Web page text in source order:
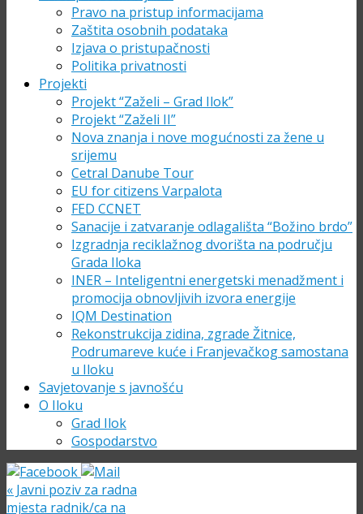
Pravo na pristup informacijama
Zaštita osobnih podataka
Izjava o pristupačnosti
Politika privatnosti
Projekti
Projekt “Zaželi – Grad Ilok”
Projekt “Zaželi II”
Nova znanja i nove mogućnosti za žene u
srijemu
Cetral Danube Tour
EU for citizens Varpalota
FED CCNET
Sanacije i zatvaranje odlagališta “Božino brdo”
Izgradnja reciklažnog dvorišta na području
Grada Iloka
INER – Inteligentni energetski menadžment i
promocija obnovljivih izvora energije
IQM Destination
Rekonstrukcija zidina, zgrade Žitnice,
Podrumareve kuće i Franjevačkog samostana
u Iloku
Savjetovanje s javnošću
O Iloku
Grad Ilok
Gospodarstvo
« Javni poziv za radna
mjesta radnik/ca na